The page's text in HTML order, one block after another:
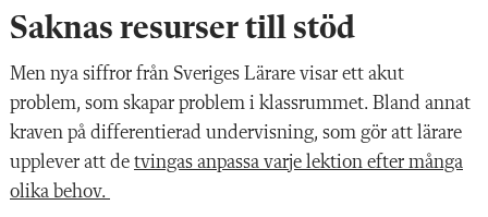
Saknas resurser till stöd
Men nya siffror från Sveriges Lärare visar ett akut
problem, som skapar problem i klassrummet. Bland annat
kraven på differentierad undervisning, som gör att lärare
upplever att de tvingas anpassa varje lektion efter många
olika behov.